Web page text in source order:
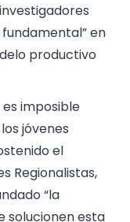
en
productivo
imposible
jóvenes
el
Regionalistas,
“la
solucionen esta